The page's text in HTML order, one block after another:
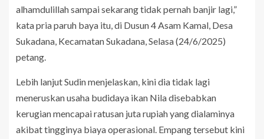
alhamdulillah sampai sekarang tidak pernah banjir lagi,”
kata pria paruh baya itu, di Dusun 4 Asam Kamal, Desa
Sukadana, Kecamatan Sukadana, Selasa (24/6/2025)
petang.
Lebih lanjut Sudin menjelaskan, kini dia tidak lagi
meneruskan usaha budidaya ikan Nila disebabkan
kerugian mencapai ratusan juta rupiah yang dialaminya
akibat tingginya biaya operasional. Empang tersebut kini